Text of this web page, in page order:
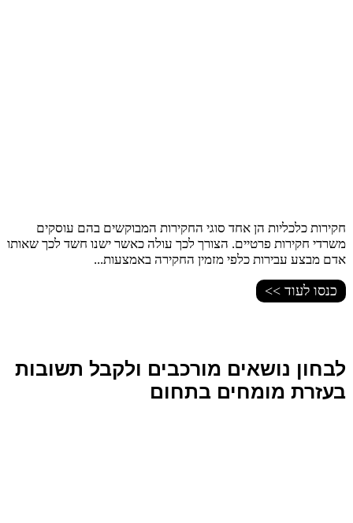
חקירות כלכליות הן אחד סוגי החקירות המבוקשים בהם עוסקים
משרדי חקירות פרטיים. הצורך לכך עולה כאשר ישנו חשד לכך שאותו
אדם מבצע עבירות כלפי מזמין החקירה באמצעות...
כנסו לעוד >>
לבחון נושאים מורכבים ולקבל תשובות
בעזרת מומחים בתחום